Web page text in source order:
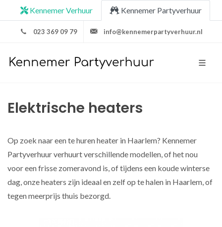
Kennemer Verhuur Kennemer Partyverhuur
023 369 09 79 info@kennemerpartyverhuur.nl
Elektrische heaters
Op zoek naar een te huren heater in Haarlem? Kennemer
Partyverhuur verhuurt verschillende modellen, of het nou
voor een frisse zomeravond is, of tijdens een koude winterse
dag, onze heaters zijn ideaal en zelf op te halen in Haarlem, of
tegen meerprijs thuis bezorgd.